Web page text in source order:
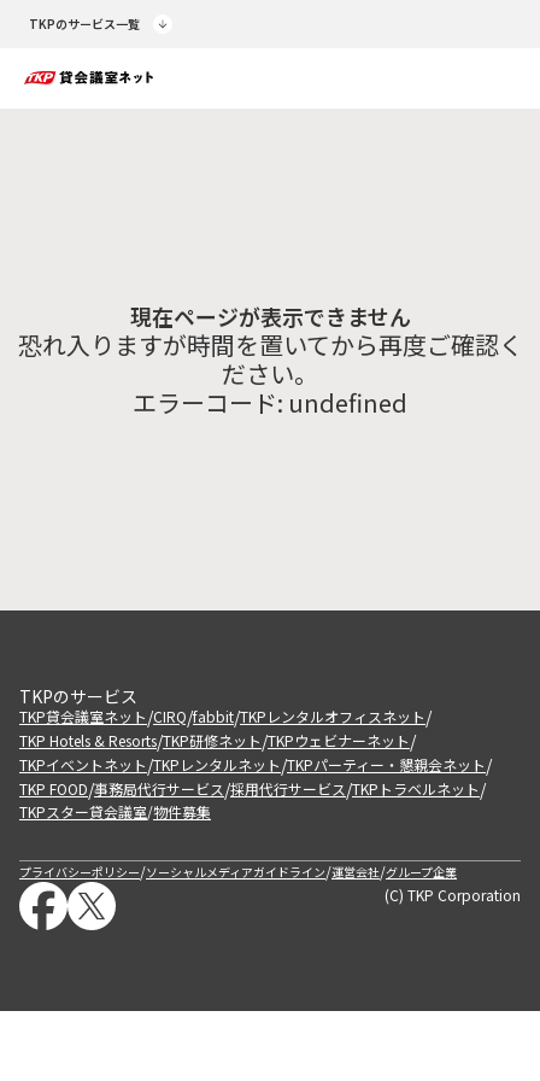
TKPのサービス一覧
現在ページが表示できません
恐れ入りますが時間を置いてから再度ご確認く
ださい。
エラーコード: undefined
TKPのサービス
TKP貸会議室ネット/CIRQ/fabbit/TKPレンタルオフィスネット/
TKP Hotels & Resorts/TKP研修ネット/TKPウェビナーネット/
TKPイベントネット/TKPレンタルネット/TKPパーティー・懇親会ネット/
TKP FOOD/事務局代行サービス/採用代行サービス/TKPトラベルネット/
TKPスター貸会議室/物件募集
プライバシーポリシー/ソーシャルメディアガイドライン/運営会社/グループ企業
(C) TKP Corporation